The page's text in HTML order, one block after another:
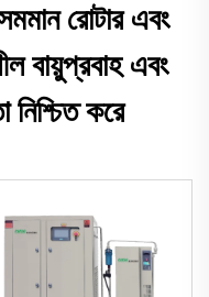
রোটার এবং
বায়ুপ্রবাহ এবং
নিশ্চিত করে